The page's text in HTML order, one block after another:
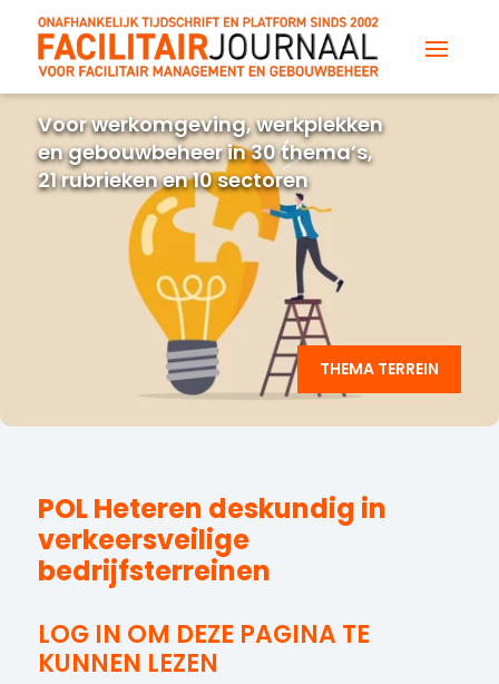
Voor werkomgeving, werkplekken
en gebouwbeheer in 30 thema’s,
21 rubrieken en 10 sectoren
THEMA TERREIN
POL Heteren deskundig in
verkeersveilige
bedrijfsterreinen
LOG IN OM DEZE PAGINA TE
KUNNEN LEZEN